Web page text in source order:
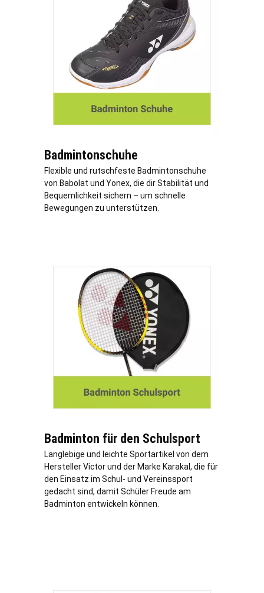
Badmintonschuhe
Flexible und rutschfeste Badmintonschuhe
von Babolat und Yonex, die dir Stabilität und
Bequemlichkeit sichern – um schnelle
Bewegungen zu unterstützen.
Badminton für den Schulsport
Langlebige und leichte Sportartikel von dem
Hersteller Victor und der Marke Karakal, die für
den Einsatz im Schul- und Vereinssport
gedacht sind, damit Schüler Freude am
Badminton entwickeln können.